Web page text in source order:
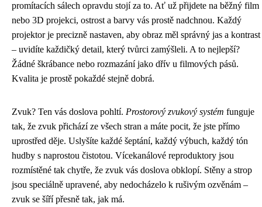
promítacích sálech opravdu stojí za to. Ať už přijdete na běžný film
nebo 3D projekci, ostrost a barvy vás prostě nadchnou. Každý
projektor je precizně nastaven, aby obraz měl správný jas a kontrast
– uvidíte každičký detail, který tvůrci zamýšleli. A to nejlepší?
Žádné škrábance nebo rozmazání jako dřív u filmových pásů.
Kvalita je prostě pokaždé stejně dobrá.
Zvuk? Ten vás doslova pohltí. Prostorový zvukový systém funguje
tak, že zvuk přichází ze všech stran a máte pocit, že jste přímo
uprostřed děje. Uslyšíte každé šeptání, každý výbuch, každý tón
hudby s naprostou čistotou. Vícekanálové reproduktory jsou
rozmístěné tak chytře, že zvuk vás doslova obklopí. Stěny a strop
jsou speciálně upravené, aby nedocházelo k rušivým ozvěnám –
zvuk se šíří přesně tak, jak má.